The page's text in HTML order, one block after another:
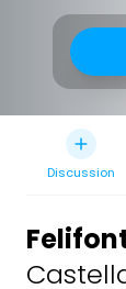
Discussion